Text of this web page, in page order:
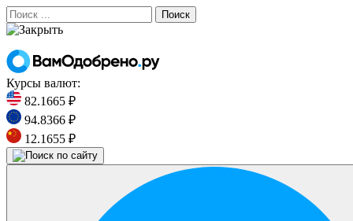
Поиск
Курсы валют:
82.1665 ₽
94.8366 ₽
12.1655 ₽